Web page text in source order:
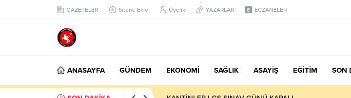
GAZETELER Sitene Ekle Üyelik YAZARLAR ECZANELER
ANASAYFA GÜNDEM EKONOMİ SAĞLIK ASAYİŞ EĞİTİM SON